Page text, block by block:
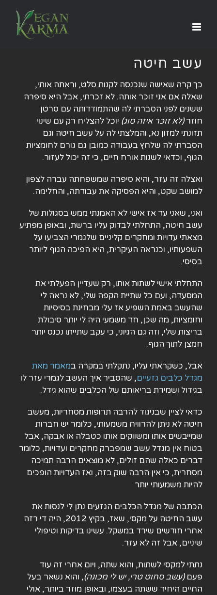
עשב חיטה
כך קרה שאישה שנכנסה לקנות סלט, וראתה אותי,
שאלה אם אני זוכר אותה. לא זכרתי, אבל היא סיפרה
ששנים לפני הסברתי לה שהתמודדותה עם סרטן
חוזר(לא זוכר איזה סוג) יוכל להצליח רק עם שינוי
תזונתי למזון נא, והמלצתי לה על עשב חיטה וגם
הסברתי לה שלחץ בעבודה כמובן גם גורם לחומציות
הגוף, וכדאי לשנות אורח חיים, כי זה יכול לעזור.
ואצלה זה עזר, והיא סיפרה שמשפחתה עברה לצפון
למושב שקט, והיא הפסיקה את עבודתה, והחלימה.
ואני, שאני עד אז אישי לא האמנתי ממש בסגולות של
עשב חיטה, התחלתי לבדוק עליו ברשת, ובאופן מפתיע
מצאתי עדויות ומחקרים קליניים שלגמרי הצביעו על
השפעותיו, וכנראה העיקרית, היא הפיכה הגוף ליותר
בסיסי.
התחלתי אישי לשתות אותו, רק שעדיין הפעלתי את
המסעדה, ועם כל שתיית הקפה שלי, לא נראה לי
שהעשב באמת השפיע אז עלי מבחינת בסיסיות
וחומציות, מה שכן, חד משמעי היה לי יותר סיבולת
בריצות שלי, וזה גם הגיוני, כי עקב שתייתו נכנס יותר
חמצן לתוך הגוף.
אבל, כשקראתי עליו, נתקלתי במקרה במאמר מאת
מגדל כלבים גזעיים, שהסביר איך העשב לגמרי עזר לו
בגידול ושמירת בריאותם של הכלבים שהוא גידל.
כדאי לציין שבניגוד להרבה תרופות מסחריות, מעשב
חיטה לא ניתן להרוויח משמעותי, כלומר יש חברות
שמייבשים אותו ומשווקים אותו כטבלה או אבקה, אבל
בטוח אין מגדל עשב שמפברק מחקרים ועדויות, כלומר
דברים כאלה שהם זולים, לא מוצאים הרבה תמיכה
מסחרית, כי אין הרבה שוק בזה, ואז העדויות הופכים
להיות משמעותי יותר
הכתבה של מגדל הכלבים הגזעים נתן לי לנסות את
עשב החיטה על מקסי, שאז, בקיץ 2012, היה די רזה
אחרי חודשים שירד במשקל. עשינו בדיקות וטיפולי
שיניים, אבל זה לא עזר.
נתתי למקסי לשתות, והוא שתה, ויום אחרי זה עוד
פעם(עשב סחוט טרי, יש לי מכונה), והוא נשאר בעל
החיים היחיד ששתה בעצמו, ובאופן מוזר ביותר, אולי